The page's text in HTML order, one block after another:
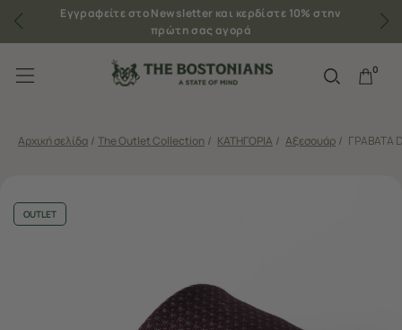
Εγγραφείτε στο Newsletter και κερδίστε 10% στην
πρώτη σας αγορά
0
Αρχική σελίδα / The Outlet Collection / ΚΑΤΗΓΟΡΙΑ / Αξεσουάρ / ΓΡΑΒΑΤΑ
OUTLET